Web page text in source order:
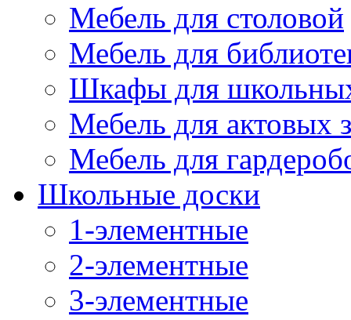
Мебель для столовой
Мебель для
Шкафы для
Мебель для актовых
Мебель для
Школьные доски
1-элементные
2-элементные
3-элементные